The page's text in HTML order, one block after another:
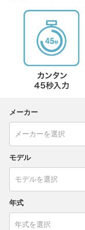
メーカー
モデル
年式